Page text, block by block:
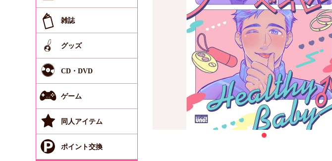
雑誌
グッズ
CD・DVD
ゲーム
同人アイテム
ポイント交換